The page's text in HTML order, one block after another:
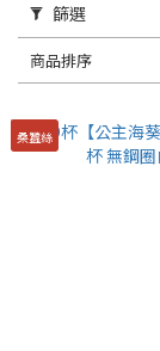
篩選
商品排序
桑蠶絲